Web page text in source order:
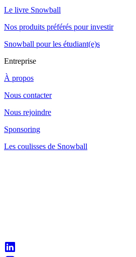
Le livre Snowball
Nos produits préférés pour investir
Snowball pour les étudiant(e)s
Entreprise
À propos
Nous contacter
Nous rejoindre
Sponsoring
Les coulisses de Snowball